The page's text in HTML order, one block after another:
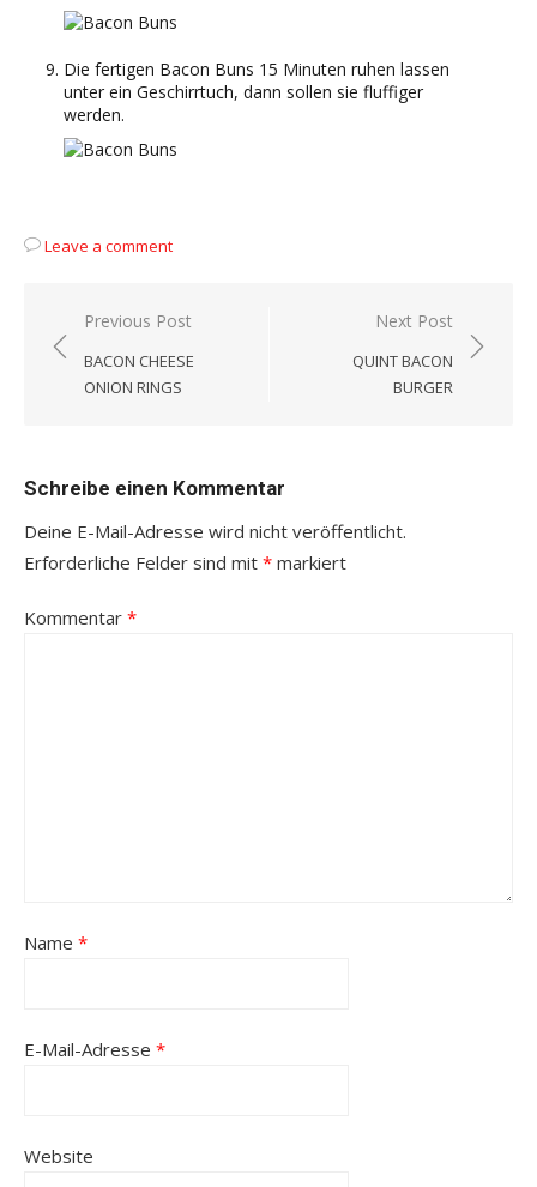
Die fertigen Bacon Buns 15 Minuten ruhen lassen
unter ein Geschirrtuch, dann sollen sie fluffiger
werden.
Leave a comment
Beitragsnavigation
Previous Post
BACON CHEESE
ONION RINGS
Next Post
QUINT BACON
BURGER
Schreibe einen Kommentar
Deine E-Mail-Adresse wird nicht veröffentlicht.
Erforderliche Felder sind mit * markiert
Kommentar *
Name *
E-Mail-Adresse *
Website